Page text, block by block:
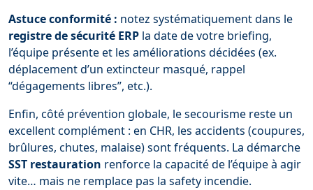
Astuce conformité : notez systématiquement dans le
registre de sécurité ERP la date de votre briefing,
l’équipe présente et les améliorations décidées (ex.
déplacement d’un extincteur masqué, rappel
“dégagements libres”, etc.).
Enfin, côté prévention globale, le secourisme reste un
excellent complément : en CHR, les accidents (coupures,
brûlures, chutes, malaise) sont fréquents. La démarche
SST restauration renforce la capacité de l’équipe à agir
vite… mais ne remplace pas la safety incendie.